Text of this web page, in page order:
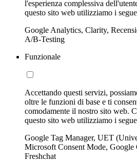
l'esperienza complessiva
questo sito web utilizziamo i
Google Analytics, Clarity,
A/B-Testing
Funzionale
Accettando questi servizi,
oltre le funzioni di base e ti
comodamente il nostro sito web.
questo sito web utilizziamo i
Google Tag Manager, UET
Microsoft Consent Mode, Google
Freshchat